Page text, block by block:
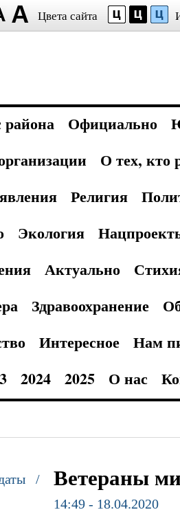
Цвета сайта
Официально
О тех, кто
Религия
Экология
Актуально
Здравоохранение
Интересное
Нам
2024 2025 О нас
/ Ветераны
14:49 - 18.04.2020